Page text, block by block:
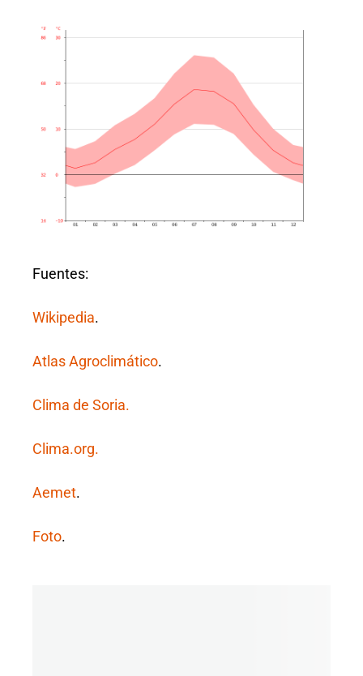
Fuentes:
Wikipedia.
Atlas Agroclimático.
Clima de Soria.
Clima.org.
Aemet.
Foto.